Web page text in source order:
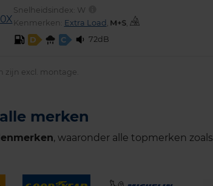
Snelheidsindex: W
Kenmerken: Extra Load ,
,
D
C 72dB
zijn excl. montage.
merken
, waaronder alle topmerken zoals